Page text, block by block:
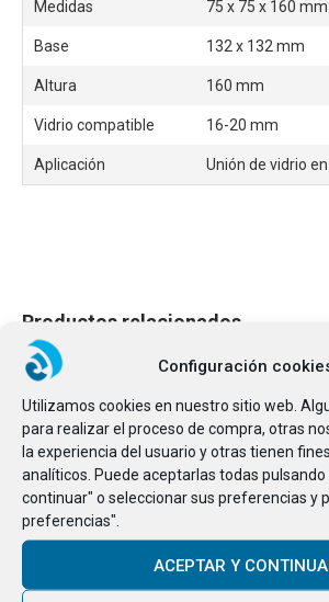
Configuración
Utilizamos cookies en nuestro sitio web.
para realizar el proceso de compra, otras
la experiencia del usuario y otras tienen
analíticos. Puede aceptarlas todas
continuar" o seleccionar sus preferencias y
preferencias".
ACEPTAR Y
Medidas 75 x 75 x 160 mm
Base 132 x 132 mm
Altura 160 mm
Vidrio compatible 16-20 mm
Aplicación Unión de vidrio
Productos relacionados